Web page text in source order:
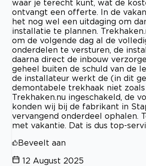
waar je terecht kunt, wat de
ontvangt een offerte. In de
het nog wel een uitdaging om
installatie te plannen.
om de volgende dag al de
onderdelen te versturen, de
daarna direct de inbouw
geheel buiten de schuld van de
de installateur werkt de (in dit
demontabele trekhaak niet
Trekhaken.nu ingeschakeld, de
konden wij bij de fabrikant in
vervangend onderdeel ophalen.
met vakantie. Dat is dus top-
Beveelt aan
12 August 2025